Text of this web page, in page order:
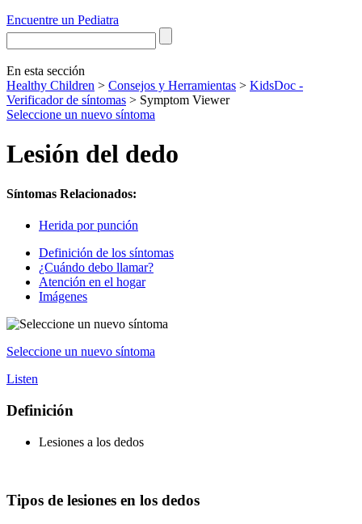
Encuentre un Pediatra
En esta sección
Healthy Children > Consejos y Herramientas > KidsDoc -
Verificador de síntomas > Symptom Viewer
Seleccione un nuevo síntoma
Lesión del dedo
Síntomas Relacionados:
Herida por punción
Definición de los síntomas
¿Cuándo debo llamar?
Atención en el hogar
Imágenes
Seleccione un nuevo síntoma
Listen
Definición
Lesiones a los dedos
Tipos de lesiones en los dedos